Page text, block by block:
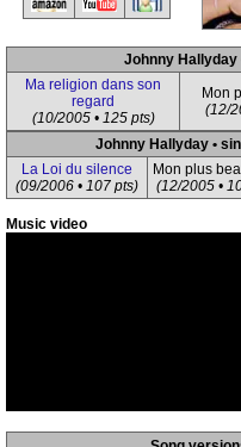
Johnny Hallyday
Ma religion dans son
regard
(10/2005 • 125 pts)
Mon
(12/
Johnny Hallyday •
La Loi du silence
(09/2006 • 107 pts)
Mon plus
(12/2005 •
Music video